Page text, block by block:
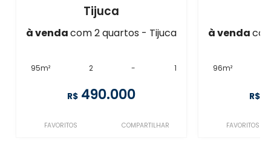
Tijuca
à vendacom 2 quartos - Tijuca
95m² 2 - 1
R$ 490.000
FAVORITOS COMPARTILHAR
à venda
96m²
R$
FAVORITOS